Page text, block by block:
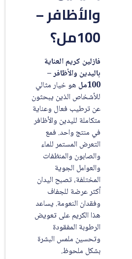
والأظافر –
100مل؟
فازلين كريم العناية
باليدين والأظافر –
100مل
هو خيار مثالي
للأشخاص الذين يبحثون
عن ترطيب فعال وعناية
متكاملة لليدين والأظافر
في منتج واحد. فمع
التعرض المستمر للماء
والصابون والمنظفات
والعوامل الجوية
المختلفة، تصبح اليدان
أكثر عرضة للجفاف
وفقدان النعومة. يساعد
هذا الكريم على تعويض
الرطوبة المفقودة
وتحسين ملمس البشرة
بشكل ملحوظ.